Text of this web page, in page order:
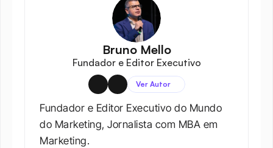
Bruno Mello
Fundador e Editor Executivo
Ver Autor
Fundador e Editor Executivo do Mundo
do Marketing, Jornalista com MBA em
Marketing.